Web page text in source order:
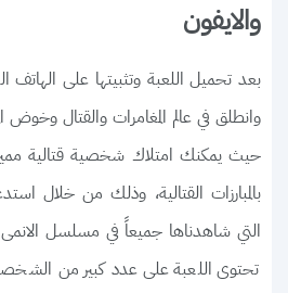
والايفون
بعد تحميل اللعبة وتثبيتها على
وانطلق في عالم المغامرات والقتال وخوض
حيث يمكنك امتلاك شخصية قتالية
بالمبارزات القتالية، وذلك من خلال
التي شاهدناها جميعاً في مسلسل
تحتوى اللعبة على عدد كبير من